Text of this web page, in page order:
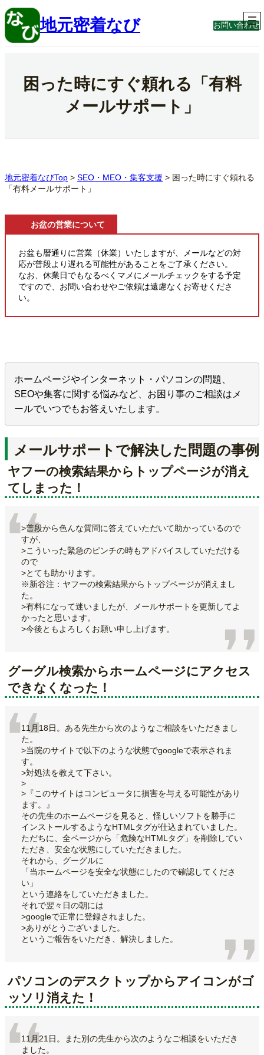
内
容
ス
地元密着なび お問い合わせ
困った時にすぐ頼れる「有料
メールサポート」
地元密着なびTop > SEO・MEO・集客支援 > 困った時にすぐ頼れる
「有料メールサポート」
お盆の営業について
お盆も暦通りに営業（休業）いたしますが、メールなどの対
応が普段より遅れる可能性があることをご了承ください。
なお、休業日でもなるべくマメにメールチェックをする予定
ですので、お問い合わせやご依頼は遠慮なくお寄せくださ
い。
ホームページやインターネット・パソコンの問題、
SEOや集客に関する悩みなど、お困り事のご相談はメ
ールでいつでもお答えいたします。
メールサポートで解決した問題の事例
ヤフーの検索結果からトップページが消え
てしまった！
>普段から色んな質問に答えていただいて助かっているので
すが、
>こういった緊急のピンチの時もアドバイスしていただける
ので
>とても助かります。
※新谷注：ヤフーの検索結果からトップページが消えまし
た。
>有料になって迷いましたが、メールサポートを更新してよ
かったと思います。
>今後ともよろしくお願い申し上げます。
グーグル検索からホームページにアクセス
できなくなった！
11月18日。ある先生から次のようなご相談をいただきまし
た。
>当院のサイトで以下のような状態でgoogleで表示されま
す。
>対処法を教えて下さい。
>
>『このサイトはコンピュータに損害を与える可能性があり
ます。』
その先生のホームページを見ると、怪しいソフトを勝手に
インストールするようなHTMLタグが仕込まれていました。
ただちに、全ページから「危険なHTMLタグ」を削除してい
ただき、安全な状態にしていただきました。
それから、グーグルに
「当ホームページを安全な状態にしたので確認してくださ
い」
という連絡をしていただきました。
それで翌々日の朝には
>googleで正常に登録されました。
>ありがとうございました。
というご報告をいただき、解決しました。
パソコンのデスクトップからアイコンがゴ
ッソリ消えた！
11月21日。また別の先生から次のようなご相談をいただき
ました。